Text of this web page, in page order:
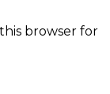
browser for